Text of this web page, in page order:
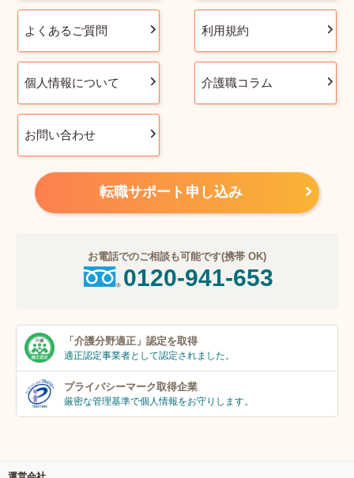
よくあるご質問 利用規約
個人情報について 介護職コラム
お問い合わせ
転職サポート申し込み
お電話でのご相談も可能です(携帯 OK)
0120-941-653
「介護分野適正」 認定を取得
適正認定事業者として認定されました。
プライバシーマーク取得企業
厳密な管理基準で個人情報をお守りします。